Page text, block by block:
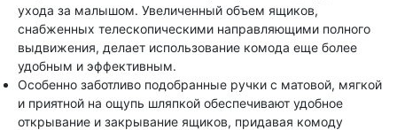
ухода за малышом. Увеличенный объем ящиков,
снабженных телескопическими направляющими полного
выдвижения, делает использование комода еще более
удобным и эффективным.
Особенно заботливо подобранные ручки с матовой, мягкой
и приятной на ощупь шляпкой обеспечивают удобное
открывание и закрывание ящиков, придавая комоду